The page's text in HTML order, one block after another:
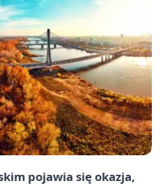
pojawia się okazja,